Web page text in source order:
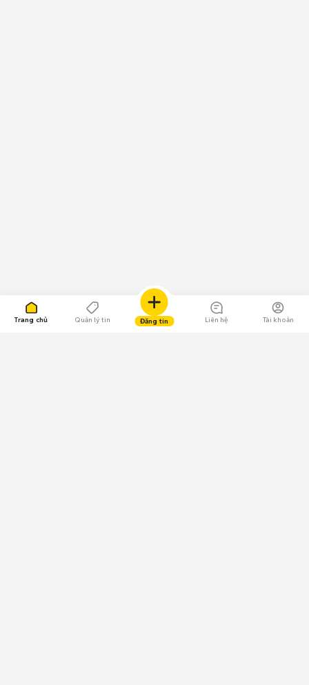
Trang chủ Quản lý tin Đăng tin Liên hệ Tài khoản